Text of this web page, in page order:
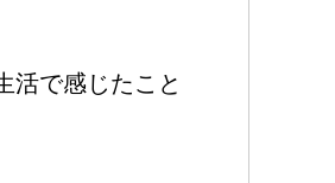
活で感じたこと